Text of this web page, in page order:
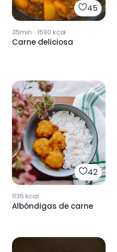
45
35min · 1590 kcal
Carne deliciosa
42
1135 kcal
Albóndigas de carne